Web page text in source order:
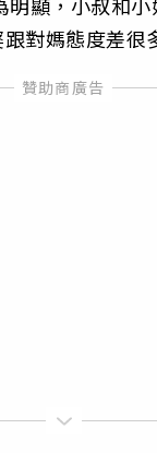
顯，小叔和
對媽態度差很